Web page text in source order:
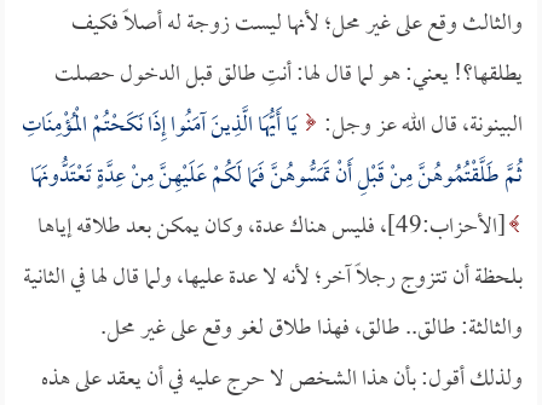
والثالث وقع على غير محل؛ لأنها ليست زوجة له أصلاً فكيف
يطلقها؟! يعني: هو لما قال لها: أنتِ طالق قبل الدخول حصلت
البينونة، قال الله عز وجل: يَا أَيُّهَا الَّذِينَ آمَنُوا إِذَا نَكَحْتُمْ الْمُؤْمِنَاتِ
ثُمَّ طَلَّقْتُمُوهُنَّ مِنْ قَبْلِ أَنْ تَمَسُّوهُنَّ فَمَا لَكُمْ عَلَيْهِنَّ مِنْ عِدَّةٍ تَعْتَدُّونَهَا
[الأحزاب:49]، فليس هناك عدة، وكان يمكن بعد طلاقه إياها
بلحظة أن تتزوج رجلاً آخر؛ لأنه لا عدة عليها، ولما قال لها في الثانية
والثالثة: طالق.. طالق، فهذا طلاق لغو وقع على غير محل.
ولذلك أقول: بأن هذا الشخص لا حرج عليه في أن يعقد على هذه